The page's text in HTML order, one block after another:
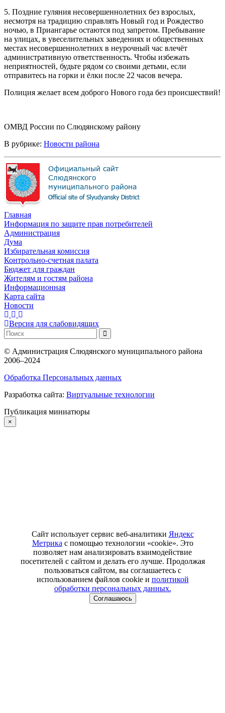
5. Поздние гуляния несовершеннолетних без взрослых,
несмотря на традицию справлять Новый год и Рождество
ночью, в Приангарье остаются под запретом. Пребывание
на улицах, в увеселительных заведениях и общественных
местах несовершеннолетних в неурочный час влечёт
административную ответственность. Чтобы избежать
неприятностей, будьте рядом со своими детьми, если
отправитесь на горки и ёлки после 22 часов вечера.
Полиция желает всем доброго Нового года без происшествий!
ОМВД России по Слюдянскому району
В рубрике: Новости района
Главная
Информация по защите прав потребителей
Администрация
Дума
Избирательная комиссия
Контрольно-счетная палата
Бюджет для граждан
Жителям и гостям района
Информационная
Карта сайта
Новости
Версия для слабовидящих
© Администрация Слюдянского муниципального района
2006–2024
Обработка Персональных данных
Разработка сайта: Виртуальные технологии
Публикация миниатюры
×
Сайт использует сервис веб-аналитики Яндекс
Метрика с помощью технологии «cookie». Это
позволяет нам анализировать взаимодействие
посетителей с сайтом и делать его лучше. Продолжая
пользоваться сайтом, вы соглашаетесь с
использованием файлов cookie и политикой
обработки персональных данных.
Соглашаюсь